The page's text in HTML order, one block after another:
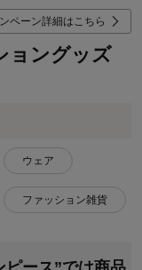
ペーン詳細はこちら
ョングッズ
ウェア
ファッション雑貨